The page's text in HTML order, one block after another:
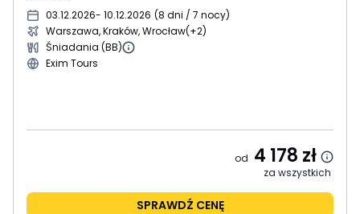
03.12.2026- 10.12.2026 (8 dni / 7 nocy)
Warszawa, Kraków, Wrocław(+2)
Śniadania (BB)
Exim Tours
od 4 178 zł
za wszystkich
SPRAWDŹ CENĘ